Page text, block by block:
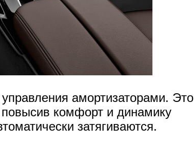
амортизаторами. Это
повысив комфорт и динамику
затягиваются.